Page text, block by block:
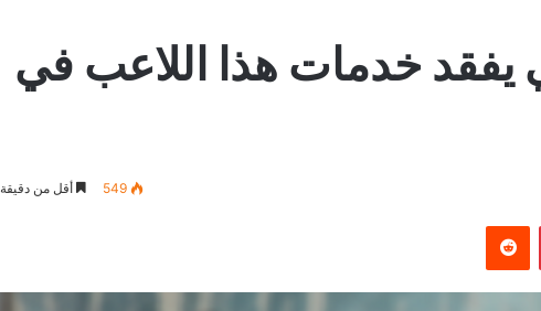
يفقد خدمات هذا اللاعب في
549 أقل من دقيقة
بينتيريست